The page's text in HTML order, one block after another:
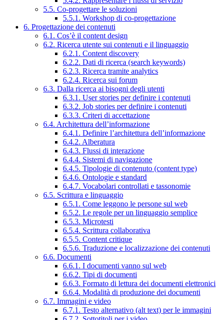
5.5. Co-progettare le soluzioni
5.5.1. Workshop di co-progettazione
6. Progettazione dei contenuti
6.1. Cos’è il content design
6.2. Ricerca utente sui contenuti e il linguaggio
6.2.1. Content discovery
6.2.2. Dati di ricerca (search keywords)
6.2.3. Ricerca tramite analytics
6.2.4. Ricerca sui forum
6.3. Dalla ricerca ai bisogni degli utenti
6.3.1. User stories per definire i contenuti
6.3.2. Job stories per definire i contenuti
6.3.3. Criteri di accettazione
6.4. Architettura dell’informazione
6.4.1. Definire l’architettura dell’informazione
6.4.2. Alberatura
6.4.3. Flussi di interazione
6.4.4. Sistemi di navigazione
6.4.5. Tipologie di contenuto (content type)
6.4.6. Ontologie e standard
6.4.7. Vocabolari controllati e tassonomie
6.5. Scrittura e linguaggio
6.5.1. Come leggono le persone sul web
6.5.2. Le regole per un linguaggio semplice
6.5.3. Microtesti
6.5.4. Scrittura collaborativa
6.5.5. Content critique
6.5.6. Traduzione e localizzazione dei contenuti
6.6. Documenti
6.6.1. I documenti vanno sul web
6.6.2. Tipi di documenti
6.6.3. Formato di lettura dei documenti elettronici
6.6.4. Modalità di produzione dei documenti
6.7. Immagini e video
6.7.1. Testo alternativo (alt text) per le immagini